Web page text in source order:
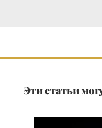
Эти статьи